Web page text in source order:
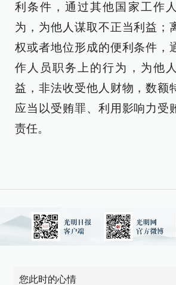
利条件，通过其他国家工作
为，为他人谋取不正当利益；
权或者地位形成的便利条件，
作人员职务上的行为，为他
益，非法收受他人财物，数额
应当以受贿罪、利用影响力受
责任。
您此时的心情